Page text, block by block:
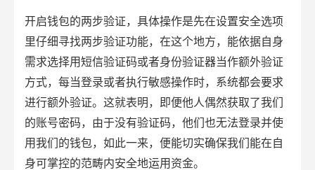
开启钱包的两步验证，具体操作是先在设置安全选项
里仔细寻找两步验证功能，在这个地方，能依据自身
需求选择用短信验证码或者身份验证器当作额外验证
方式，每当登录或者执行敏感操作时，系统都会要求
进行额外验证。这就表明，即便他人偶然获取了我们
的账号密码，由于没有验证码，他们也无法登录并使
用我们的钱包，如此一来，便能切实确保我们能在自
身可掌控的范畴内安全地运用资金。